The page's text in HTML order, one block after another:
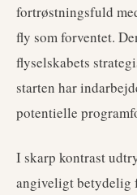
fortrøstningsfuld
fly som forventet.
flyselskabets
starten har
potentielle
I skarp kontrast
angiveligt betydelig